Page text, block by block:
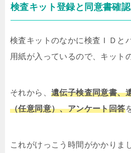
検査キット登録と同意書確認
検査キットのなかに検査ＩＤと
用紙が入っているので、キット
それから、 遺伝子検査同意書、
（任意同意）、アンケート回答
これがけっこう時間がかかりま